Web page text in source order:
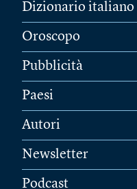
Dizionario italiano
Oroscopo
Pubblicità
Paesi
Autori
Newsletter
Podcast